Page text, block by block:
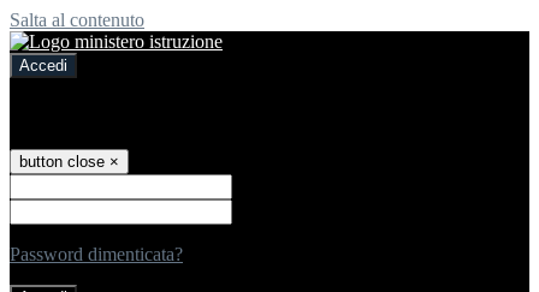
Salta al contenuto
Accedi
button close ×
Password dimenticata?